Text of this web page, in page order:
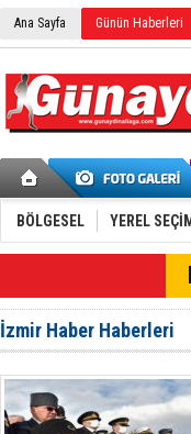
Ana Sayfa Günün Haberleri
BÖLGESEL YEREL SEÇİM
İzmir Haber Haberleri